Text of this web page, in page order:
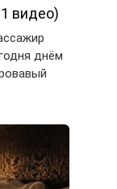
видео)
днём